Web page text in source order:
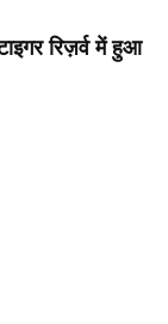
रिज़र्व में हुआ